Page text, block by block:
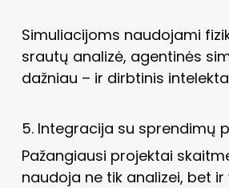
Simuliacijoms naudojami
srautų analizė, agentinės
dažniau – ir dirbtinis
5. Integracija su sprendimų
Pažangiausi projektai
naudoja ne tik analizei, bet